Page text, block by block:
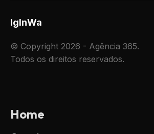
IgInWa
© Copyright 2026 - Agência 365.
Todos os direitos reservados.
Home